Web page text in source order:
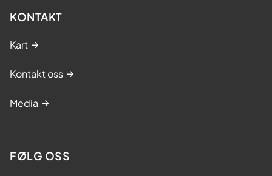
KONTAKT
Kart
Kontakt oss
Media
FØLG OSS